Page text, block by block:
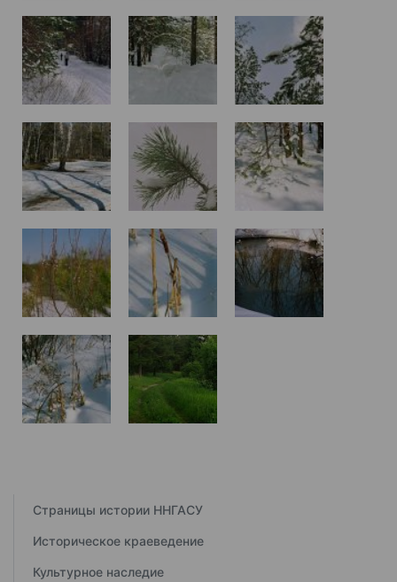
Страницы истории ННГАСУ
Историческое краеведение
Культурное наследие